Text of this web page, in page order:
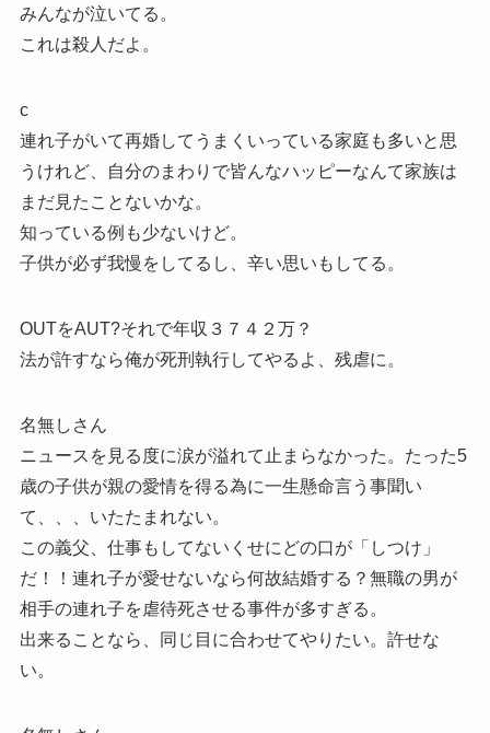
みんなが泣いてる。
これは殺人だよ。
c
連れ子がいて再婚してうまくいっている家庭も多いと思
うけれど、自分のまわりで皆んなハッピーなんて家族は
まだ見たことないかな。
知っている例も少ないけど。
子供が必ず我慢をしてるし、辛い思いもしてる。
OUTをAUT?それで年収３７４２万？
法が許すなら俺が死刑執行してやるよ、残虐に。
名無しさん
ニュースを見る度に涙が溢れて止まらなかった。たった5
歳の子供が親の愛情を得る為に一生懸命言う事聞い
て、、、いたたまれない。
この義父、仕事もしてないくせにどの口が「しつけ」
だ！！連れ子が愛せないなら何故結婚する？無職の男が
相手の連れ子を虐待死させる事件が多すぎる。
出来ることなら、同じ目に合わせてやりたい。許せな
い。